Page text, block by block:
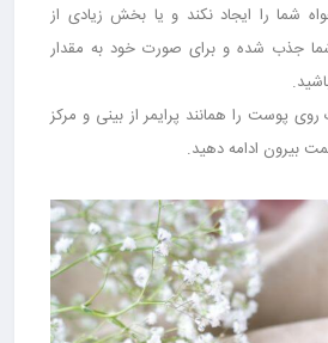
شما را ایجاد نکند و یا بخش زیادی از
جذب شده و برای صورت خود به مقدار
را همانند پرایمر از بینی و مرکز
بیرون ادامه دهید.